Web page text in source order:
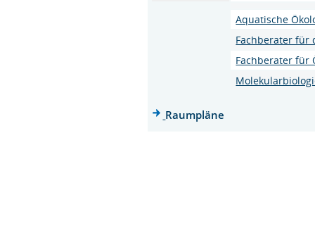
Aquatische
Fachberater für
Fachberater für
Raumpläne